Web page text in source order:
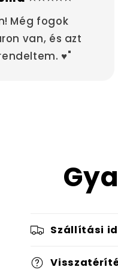
Még fogok
van, és azt
♥"
Szállítási